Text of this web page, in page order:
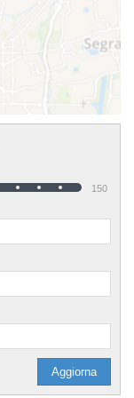
150